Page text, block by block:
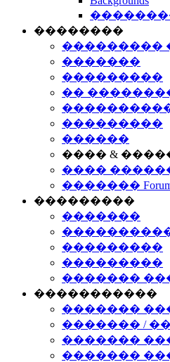
��������
���������
�������
���������
��
���������
������
���� &
����
�������
���������
�������
���������
���������
�������
�����������
�������
������� /
�������
������� ���